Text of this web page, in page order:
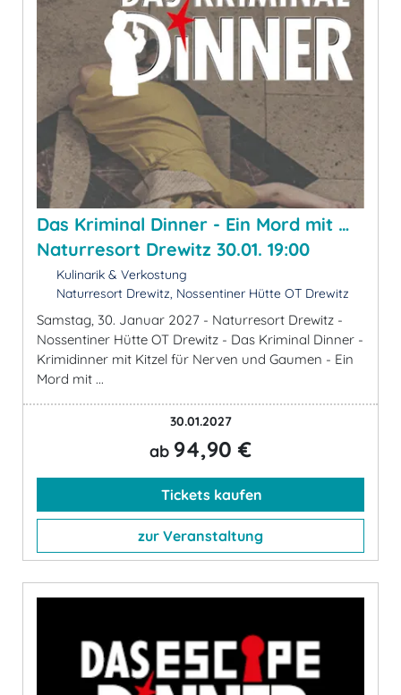
Das Kriminal Dinner - Ein Mord mit …
Naturresort Drewitz 30.01. 19:00
Kulinarik & Verkostung
Naturresort Drewitz, Nossentiner Hütte OT Drewitz
Samstag, 30. Januar 2027 - Naturresort Drewitz -
Nossentiner Hütte OT Drewitz - Das Kriminal Dinner -
Krimidinner mit Kitzel für Nerven und Gaumen - Ein
Mord mit ...
30.01.2027
ab 94,90 €
Tickets kaufen
zur Veranstaltung